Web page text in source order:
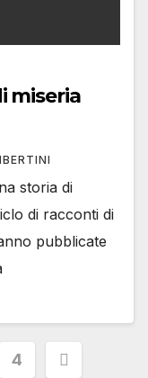
miseria
storia di
di racconti di
pubblicate
4